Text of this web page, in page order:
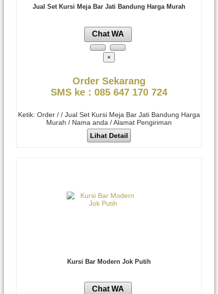
Jual Set Kursi Meja Bar Jati Bandung Harga Murah
Chat WA
×
Order Sekarang
SMS ke : 085 647 170 724
Ketik: Order / / Jual Set Kursi Meja Bar Jati Bandung Harga
Murah / Nama anda / Alamat Pengiriman
Lihat Detail
Kursi Bar Modern Jok Putih
Chat WA